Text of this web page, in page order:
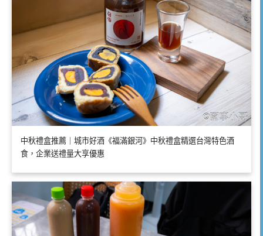
中秋禮盒推薦｜城市好酒《福滿銀河》中秋禮盒精選台灣特色酒
食，企業送禮量大享優惠